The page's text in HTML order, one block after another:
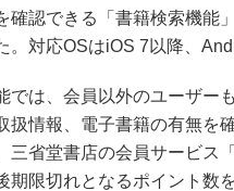
確認できる「書籍検索機能
。対応OSはiOS 7以降、
は、会員以外のユーザー
扱情報、電子書籍の有無を
三省堂書店の会員サービス
期限切れとなるポイント数